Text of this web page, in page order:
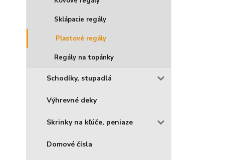
Sklápacie regály
Plastové regály
Regály na topánky
Schodíky, stupadlá
Výhrevné deky
Skrinky na kľúče, peniaze
Domové čísla